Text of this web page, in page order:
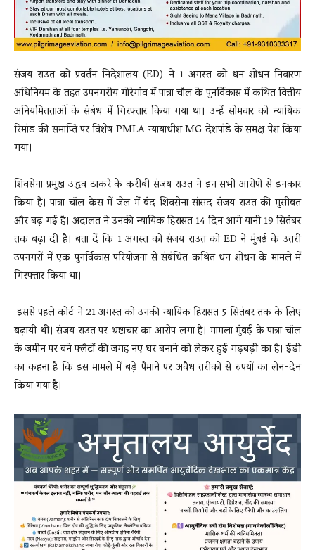
संजय राउत को प्रवर्तन निदेशालय (ED) ने 1 अगस्त को धन शोधन निवारण
अधिनियम के तहत उपनगरीय गोरेगांव में पात्रा चॉल के पुनर्विकास में कथित वित्तीय
अनियमितताओं के संबंध में गिरफ्तार किया गया था। उन्हें सोमवार को न्यायिक
रिमांड की समाप्ति पर विशेष PMLA न्यायाधीश MG देशपांडे के समक्ष पेश किया
गया।
शिवसेना प्रमुख उद्धव ठाकरे के करीबी संजय राउत ने इन सभी आरोपों से इनकार
किया है। पात्रा चॉल केस में जेल में बंद शिवसेना सांसद संजय राउत की मुसीबत
और बढ़ गई है। अदालत ने उनकी न्यायिक हिरासत 14 दिन आगे यानी 19 सितंबर
तक बढ़ा दी है। बता दें कि 1 अगस्त को संजय राउत को ED ने मुंबई के उत्तरी
उपनगरों में एक पुनर्विकास परियोजना से संबंधित कथित धन शोधन के मामले में
गिरफ्तार किया था।
इससे पहले कोर्ट ने 21 अगस्‍त को उनकी न्‍यायिक हिरासत 5 सितंबर तक के लिए
बढ़ायी थी। संजय राउत पर भ्रष्टाचार का आरोप लगा है। मामला मुंबई के पात्रा चॉल
के जमीन पर बने फ्लैटों की जगह नए घर बनाने को लेकर हुई गड़बड़ी का है। ईडी
का कहना है कि इस मामले में बड़े पैमाने पर अवैध तरीकों से रुपयों का लेन-देन
किया गया है।